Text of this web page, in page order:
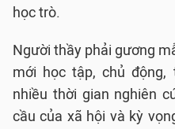
học trò.
Người thầy phải gương
mới học tập, chủ
nhiều thời gian nghiên
cầu của xã hội và kỳ